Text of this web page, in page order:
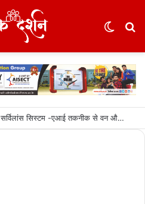
उदंती-सीतानदी में शुरू हुआ स्मार्ट सर्विलांस सिस्टम -एआई तकनीक से वन और वन्यजीवों की 24X7 निगरानी….